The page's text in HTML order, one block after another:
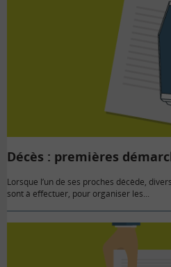
Décès : premières
Lorsque l’un de ses proches décède,
sont à effectuer, pour organiser les...